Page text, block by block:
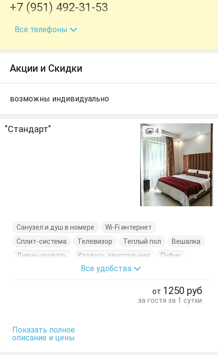
+7 (951) 492-31-53
+7 (940) 730-09-55
Все телефоны
Акции и Скидки
возможны индивидуально
"Стандарт" 4
Санузел и душ в номере
Wi-Fi интернет
Сплит-система
Телевизор Теплый пол
Вешалка
Диван-кровать
Кровать двуспальная
Пуфик
Все удобства
от 1250 руб
за гостя за 1 сутки
Показать полное
описание и цены